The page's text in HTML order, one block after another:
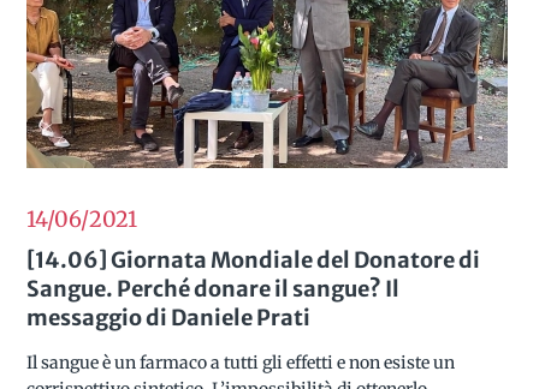
14/062021
[14.06] Giornata Mondiale del Donatore di
Sangue. Perché donare il sangue? Il
messaggio di Daniele Prati
Il sangue è un farmaco a tutti gli effetti e non esiste un